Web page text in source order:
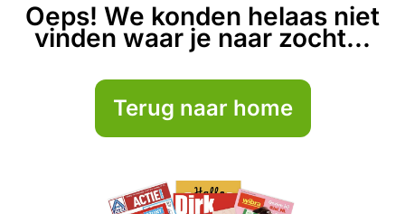
Oeps! We konden helaas niet
vinden waar je naar zocht...
Terug naar home